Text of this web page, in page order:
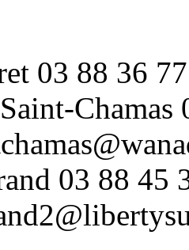
03 88 36
Chamas
03 88 45